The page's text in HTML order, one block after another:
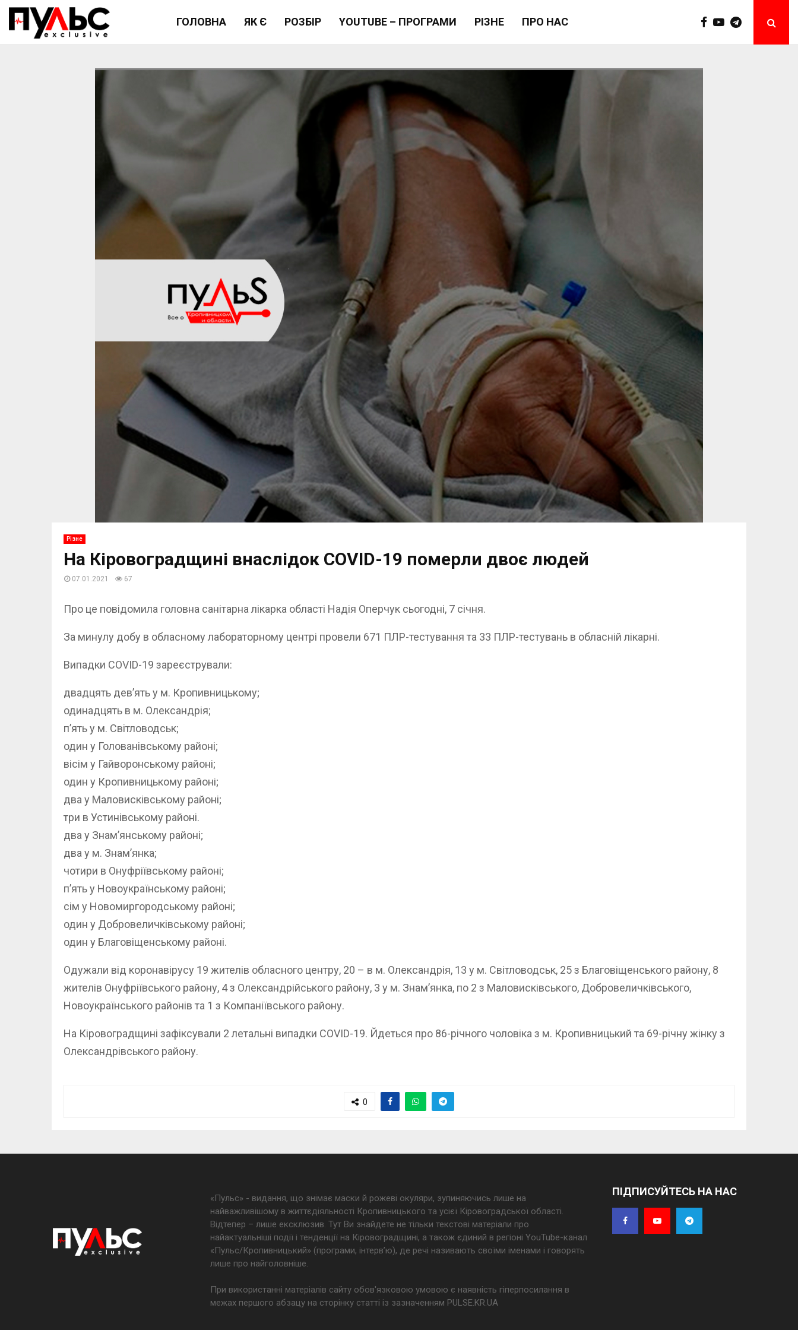
ГОЛОВНА ЯК Є РОЗБІР YOUTUBE – ПРОГРАМИ РІЗНЕ ПРО НАС
Різне
На Кіровоградщині внаслідок COVID-19 померли двоє людей
07.01.2021 67
Про це повідомила головна санітарна лікарка області Надія Оперчук сьогодні, 7 січня.
За минулу добу в обласному лабораторному центрі провели 671 ПЛР-тестування та 33 ПЛР-тестувань в обласній лікарні.
Випадки COVID-19 зареєстрували:
двадцять дев’ять у м. Кропивницькому;
одинадцять в м. Олександрія;
п’ять у м. Світловодськ;
один у Голованівському районі;
вісім у Гайворонському районі;
один у Кропивницькому районі;
два у Маловисківському районі;
три в Устинівському районі.
два у Знам’янському районі;
два у м. Знам’янка;
чотири в Онуфріївському районі;
п’ять у Новоукраїнському районі;
сім у Новомиргородському районі;
один у Добровеличківському районі;
один у Благовіщенському районі.
Одужали від коронавірусу 19 жителів обласного центру, 20 – в м. Олександрія, 13 у м. Світловодськ, 25 з Благовіщенського району, 8
жителів Онуфріївського району, 4 з Олександрійського району, 3 у м. Знам’янка, по 2 з Маловисківського, Добровеличківського,
Новоукраїнського районів та 1 з Компаніївського району.
Нa Кіровогрaдщині зафіксували 2 летальні випадки COVID-19. Йдеться про 86-річного чоловіка з м. Кропивницький та 69-річну жінку з
Олександрівського району.
0
«Пульс» - видання, що знімає маски й рожеві окуляри, зупиняючись лише на
найважливішому в життєдіяльності Кропивницького та усієї Кіровоградської області.
Відтепер – лише ексклюзив. Тут Ви знайдете не тільки текстові матеріали про
найактуальніші події і тенденції на Кіровоградщині, а також єдиний в регіоні YouTube-канал
«Пульс/Кропивницький» (програми, інтерв’ю), де речі називають своїми іменами і говорять
лише про найголовніше.
При використанні матеріалів сайту обов'язковою умовою є наявність гіперпосилання в
межах першого абзацу на сторінку статті із зазначенням PULSE.KR.UA
ПІДПИСУЙТЕСЬ НА НАС